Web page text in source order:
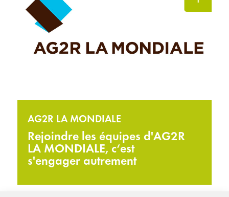
AG2R LA MONDIALE
Rejoindre les équipes d'AG2R
LA MONDIALE, c‘est
s'engager autrement